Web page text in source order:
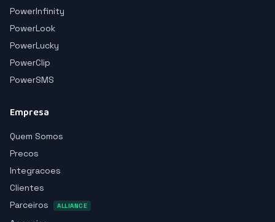
PowerInfinity
PowerLook
PowerLucky
PowerClip
PowerSMS
Empresa
Quem Somos
Precos
Integracoes
Clientes
Parceiros
ALLIANCE